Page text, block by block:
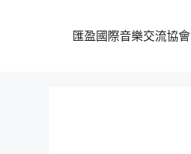
匯盈國際音樂交流協會